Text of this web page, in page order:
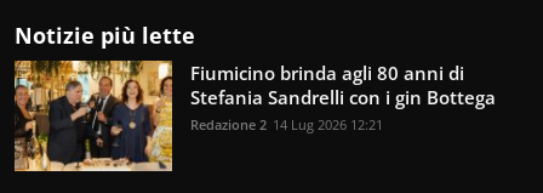
Notizie più lette
Fiumicino brinda agli 80 anni di
Stefania Sandrelli con i gin Bottega
Redazione 2 14 Lug 2026 12:21